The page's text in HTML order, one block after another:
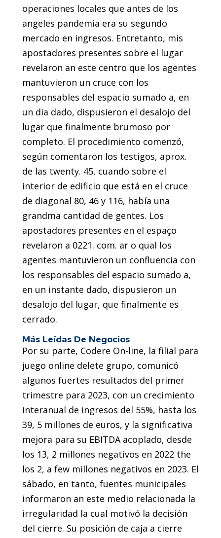
operaciones locales que antes de los
angeles pandemia era su segundo
mercado en ingresos. Entretanto, mis
apostadores presentes sobre el lugar
revelaron an este centro que los agentes
mantuvieron un cruce con los
responsables del espacio sumado a, en
un dia dado, dispusieron el desalojo del
lugar que finalmente brumoso por
completo. El procedimiento comenzó,
según comentaron los testigos, aprox.
de las twenty. 45, cuando sobre el
interior de edificio que está en el cruce
de diagonal 80, 46 y 116, había una
grandma cantidad de gentes. Los
apostadores presentes en el espaço
revelaron a 0221. com. ar o qual los
agentes mantuvieron un confluencia con
los responsables del espacio sumado a,
en un instante dado, dispusieron un
desalojo del lugar, que finalmente es
cerrado.
Más Leídas De Negocios
Por su parte, Codere On-line, la filial para
juego online delete grupo, comunicó
algunos fuertes resultados del primer
trimestre para 2023, con un crecimiento
interanual de ingresos del 55%, hasta los
39, 5 millones de euros, y la significativa
mejora para su EBITDA acoplado, desde
los 13, 2 millones negativos en 2022 the
los 2, a few millones negativos en 2023. El
sábado, en tanto, fuentes municipales
informaron an este medio relacionada la
irregularidad la cual motivó la decisión
del cierre. Su posición de caja a cierre